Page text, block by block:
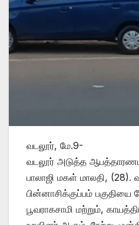
வடலூர், மே.9-
வடலூர் அடுத்த
பாலாஜி மகள் மாலதி, (28).
பின்னாசிக்குப்பம் பகுதியை
பூவராகசாமி மற்றும்,